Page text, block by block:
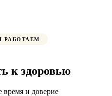
РАБОТАЕМ
к здоровью
и доверие